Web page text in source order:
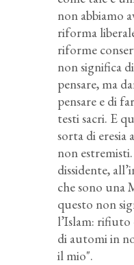
non abbiamo
riforma
riforme
non significa
pensare, ma
pensare e di
testi sacri. E
sorta di eresia
non
dissidente,
che sono una
questo non
l’Islam:
di automi in
il mio".